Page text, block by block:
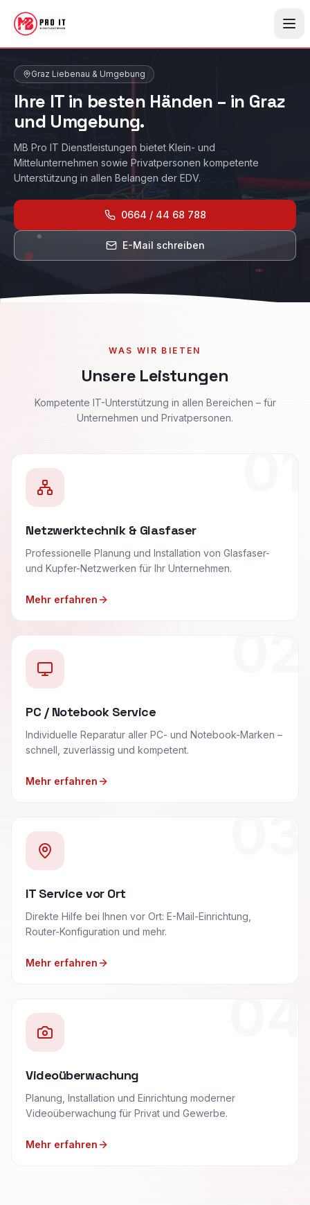
Graz Liebenau & Umgebung
Ihre IT in besten Händen – in Graz
und Umgebung.
MB Pro IT Dienstleistungen bietet Klein- und
Mittelunternehmen sowie Privatpersonen kompetente
Unterstützung in allen Belangen der EDV.
0664 / 44 68 788
E-Mail schreiben
WAS WIR BIETEN
Unsere Leistungen
Kompetente IT-Unterstützung in allen Bereichen – für
Unternehmen und Privatpersonen.
Netzwerktechnik & Glasfaser
Professionelle Planung und Installation von Glasfaser-
und Kupfer-Netzwerken für Ihr Unternehmen.
Mehr erfahren
PC / Notebook Service
Individuelle Reparatur aller PC- und Notebook-Marken –
schnell, zuverlässig und kompetent.
Mehr erfahren
IT Service vor Ort
Direkte Hilfe bei Ihnen vor Ort: E-Mail-Einrichtung,
Router-Konfiguration und mehr.
Mehr erfahren
Videoüberwachung
Planung, Installation und Einrichtung moderner
Videoüberwachung für Privat und Gewerbe.
Mehr erfahren